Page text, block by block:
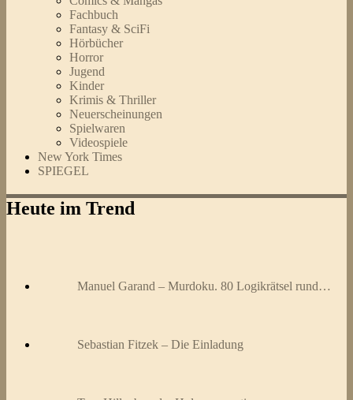
Fachbuch
Fantasy & SciFi
Hörbücher
Horror
Jugend
Kinder
Krimis & Thriller
Neuerscheinungen
Spielwaren
Videospiele
New York Times
SPIEGEL
Heute im Trend
Manuel Garand – Murdoku. 80 Logikrätsel rund…
Sebastian Fitzek – Die Einladung